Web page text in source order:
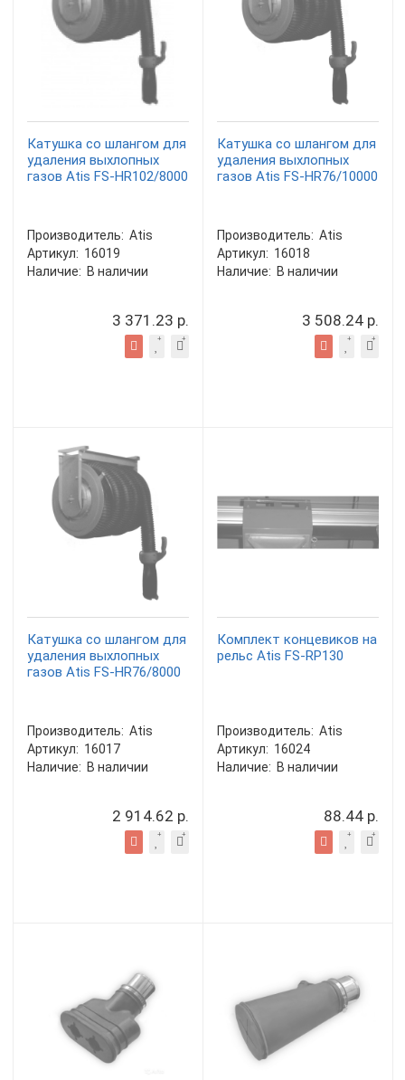
Катушка со шлангом для
удаления выхлопных
газов Atis FS-HR102/8000
Производитель: Atis
Артикул: 16019
Наличие: В наличии
3 371.23 р.
Катушка со шлангом для
удаления выхлопных
газов Atis FS-HR76/10000
Производитель: Atis
Артикул: 16018
Наличие: В наличии
3 508.24 р.
Катушка со шлангом для
удаления выхлопных
газов Atis FS-HR76/8000
Производитель: Atis
Артикул: 16017
Наличие: В наличии
2 914.62 р.
Комплект концевиков на
рельс Atis FS-RP130
Производитель: Atis
Артикул: 16024
Наличие: В наличии
88.44 р.